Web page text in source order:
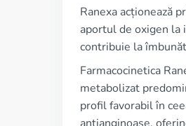
Ranexa acționează
aportul de oxigen la
contribuie la
Farmacocinetica
metabolizat
profil favorabil în